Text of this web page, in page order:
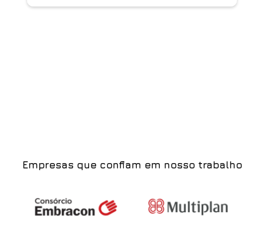
Empresas que confiam em nosso trabalho